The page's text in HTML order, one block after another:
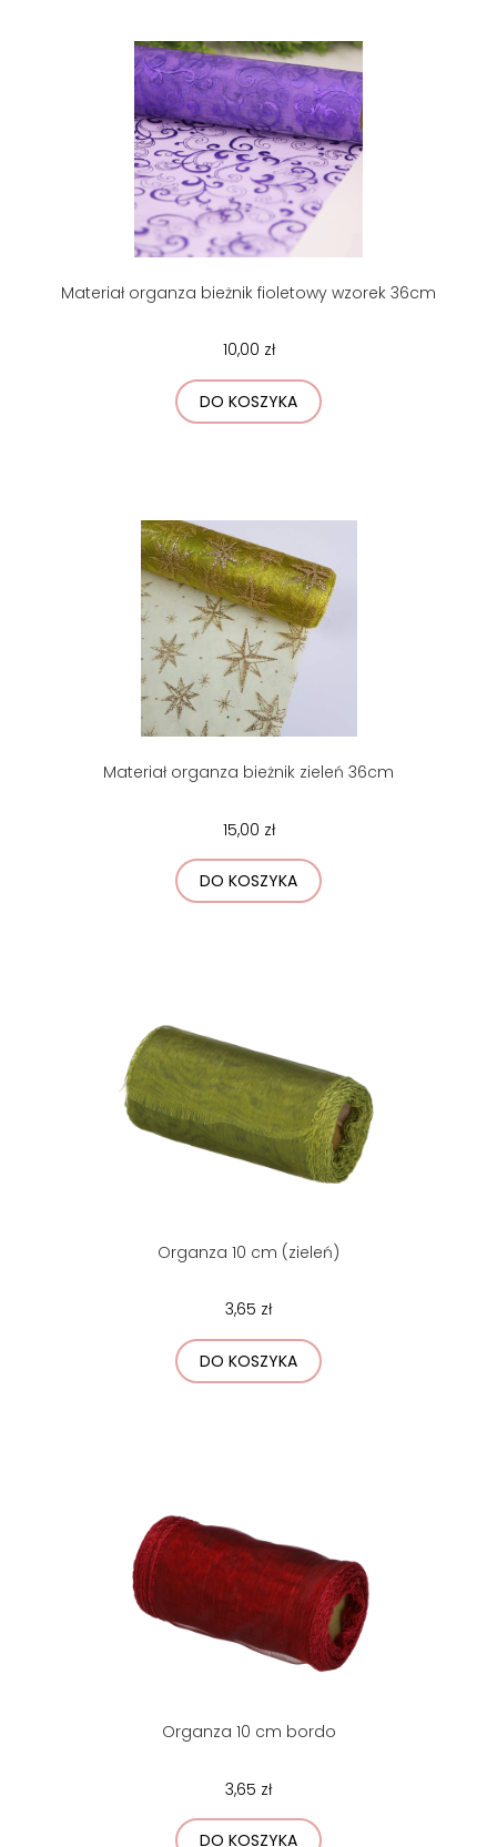
Materiał organza bieżnik fioletowy wzorek 36cm
10,00 zł
DO KOSZYKA
Materiał organza bieżnik zieleń 36cm
15,00 zł
DO KOSZYKA
Organza 10 cm (zieleń)
3,65 zł
DO KOSZYKA
Organza 10 cm bordo
3,65 zł
DO KOSZYKA